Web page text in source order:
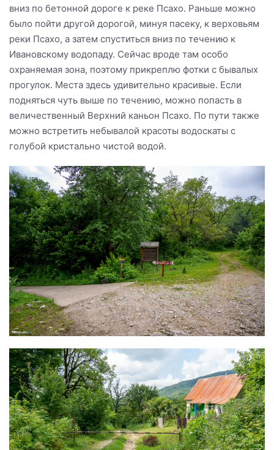
вниз по бетонной дороге к реке Псахо. Раньше можно
было пойти другой дорогой, минуя пасеку, к верховьям
реки Псахо, а затем спуститься вниз по течению к
Ивановскому водопаду. Сейчас вроде там особо
охраняемая зона, поэтому прикреплю фотки с бывалых
прогулок. Места здесь удивительно красивые. Если
подняться чуть выше по течению, можно попасть в
величественный Верхний каньон Псахо. По пути также
можно встретить небывалой красоты водоскаты с
голубой кристально чистой водой.